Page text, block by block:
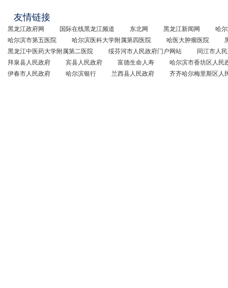
友情链接
黑龙江政府网 国际在线黑龙江频道 东北网 黑龙江新闻网
哈
哈尔滨市第五医院
哈尔滨医科大学附属第四医院 哈医大肿瘤医院
黑龙江中医药大学附属第二医院
绥芬河市人民政府门户网站
同江市人
拜泉县人民政府
宾县人民政府 富德生命人寿
哈尔滨市香坊区人民
伊春市人民政府
哈尔滨银行 兰西县人民政府 齐齐哈尔梅里斯区人